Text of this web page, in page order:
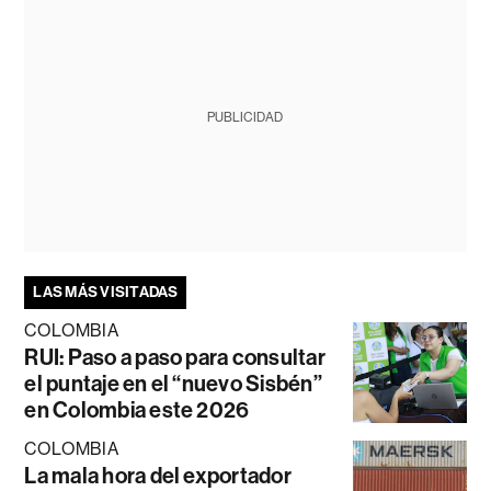
PUBLICIDAD
LAS MÁS VISITADAS
COLOMBIA
RUI: Paso a paso para consultar
el puntaje en el “nuevo Sisbén”
en Colombia este 2026
COLOMBIA
La mala hora del exportador